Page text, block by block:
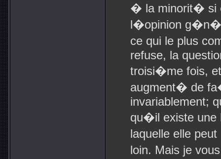
� la minorit� si
l�opinion
ce qui le plus
refuse, la
troisi�me fois,
augment� de
invariablement;
qu�il existe
laquelle elle
loin. Mais je